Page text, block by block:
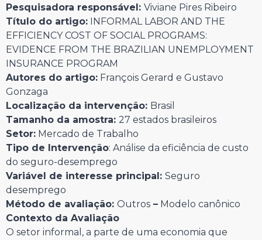
Pesquisadora responsável: Viviane Pires Ribeiro
Título do artigo: INFORMAL LABOR AND THE
EFFICIENCY COST OF SOCIAL PROGRAMS:
EVIDENCE FROM THE BRAZILIAN UNEMPLOYMENT
INSURANCE PROGRAM
Autores do artigo: François Gerard e Gustavo
Gonzaga
Localização da intervenção: Brasil
Tamanho da amostra: 27 estados brasileiros
Setor: Mercado de Trabalho
Tipo de Intervenção: Análise da eficiência de custo
do seguro-desemprego
Variável de interesse principal: Seguro
desemprego
Método de avaliação: Outros – Modelo canônico
Contexto da Avaliação
O setor informal, a parte de uma economia que